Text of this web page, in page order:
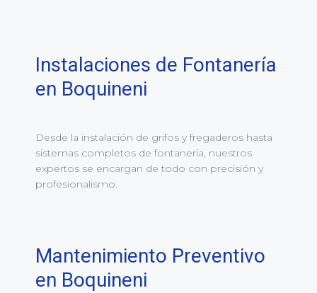
Instalaciones de Fontanería
en Boquineni
Desde la instalación de grifos y fregaderos hasta
sistemas completos de fontanería, nuestros
expertos se encargan de todo con precisión y
profesionalismo.
Mantenimiento Preventivo
en Boquineni